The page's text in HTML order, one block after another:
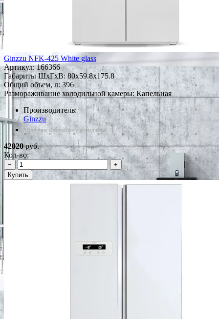
Ginzzu NFK-425 White glass
Артикул:166366
Габариты ШxГxВ: 80x59.8x175.8
Общий объем, л: 396
Размораживание холодильной камеры: Капельная
Производитель:
Ginzzu
*Наличие уточняйте у менеджера
42020руб.
Кол-во:
−
+
Купить